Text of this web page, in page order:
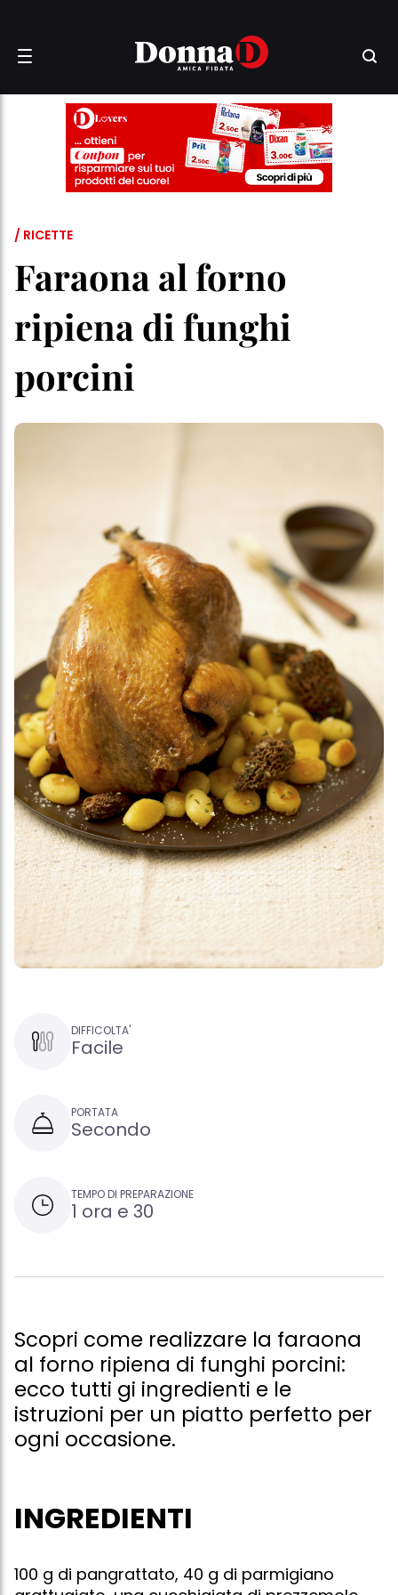
/ RICETTE
Faraona al forno
ripiena di funghi
porcini
DIFFICOLTA'
Facile
PORTATA
Secondo
TEMPO DI PREPARAZIONE
1 ora e 30
Scopri come realizzare la faraona
al forno ripiena di funghi porcini:
ecco tutti gi ingredienti e le
istruzioni per un piatto perfetto per
ogni occasione.
INGREDIENTI
100 g di pangrattato, 40 g di parmigiano